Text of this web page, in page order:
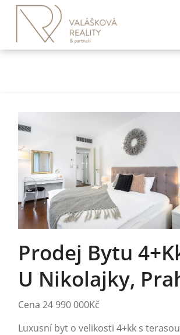
Prodej Bytu
U Nikolajky,
Cena 24 990 000Kč
Luxusní byt o velikosti 4+kk s